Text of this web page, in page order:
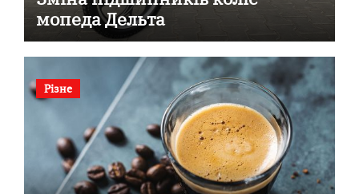
мопеда Дельта
Різне